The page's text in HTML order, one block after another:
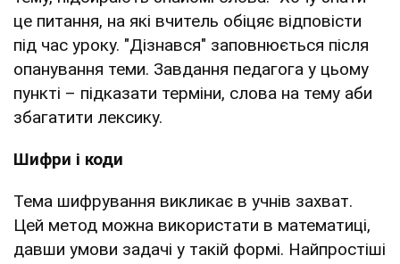
це питання, на які вчитель обіцяє відповісти
під час уроку. "Дізнався" заповнюється після
опанування теми. Завдання педагога у цьому
пункті – підказати терміни, слова на тему аби
збагатити лексику.
Шифри і коди
Тема шифрування викликає в учнів захват.
Цей метод можна використати в математиці,
давши умови задачі у такій формі. Найпростіші